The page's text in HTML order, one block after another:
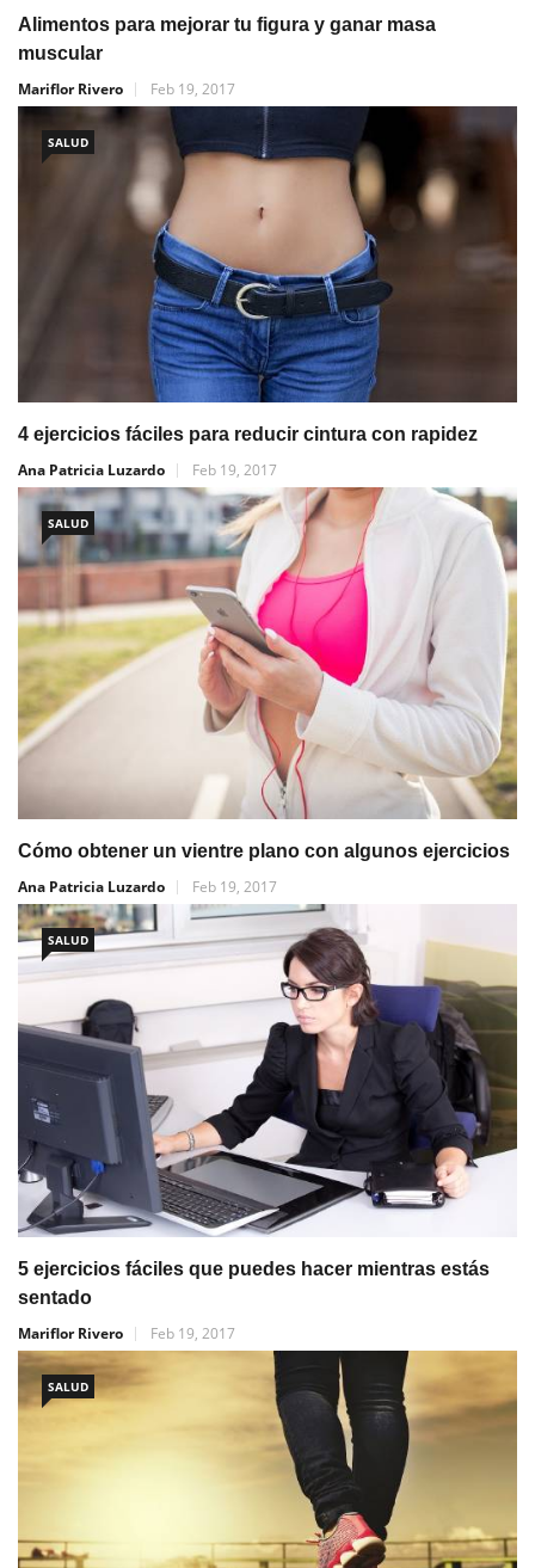
Alimentos para mejorar tu figura y ganar masa
muscular
Mariflor Rivero
Feb 19, 2017
SALUD
4 ejercicios fáciles para reducir cintura con rapidez
Ana Patricia Luzardo
Feb 19, 2017
SALUD
Cómo obtener un vientre plano con algunos ejercicios
Ana Patricia Luzardo
Feb 19, 2017
SALUD
5 ejercicios fáciles que puedes hacer mientras estás
sentado
Mariflor Rivero
Feb 19, 2017
SALUD